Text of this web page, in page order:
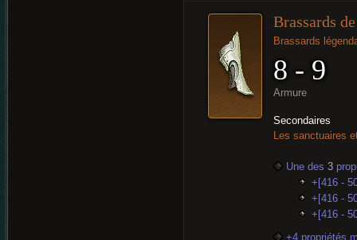
Brassards
Brassards
8 - 9
Armure
Secondaires
Les sanctuaires
Une des 3
+[416 -
+[416 -
+[416 -
+4 propriétés